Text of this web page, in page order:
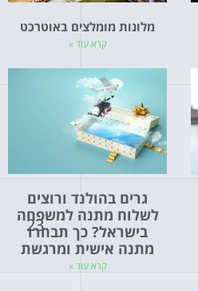
23
מלונות מומלצים באוטרכט
קרא עוד »
גרים בהולנד ורוצים
לשלוח מתנה למשפחה
בישראל? כך תבחרו
מתנה אישית ומרגשת
קרא עוד »